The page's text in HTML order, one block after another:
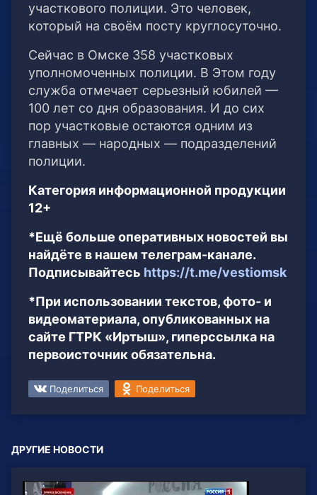
участкового полиции. Это человек,
который на своём посту круглосуточно.
Сейчас в Омске 358 участковых
уполномоченных полиции. В Этом году
служба отмечает серьезный юбилей —
100 лет со дня образования. И до сих
пор участковые остаются одним из
главных — народных — подразделений
полиции.
Категория информационной продукции
12+
*Ещё больше оперативных новостей вы
найдёте в нашем телеграм-канале.
Подписывайтесь https://t.me/vestiomsk
*При использовании текстов, фото- и
видеоматериала, опубликованных на
сайте ГТРК «Иртыш», гиперссылка на
первоисточник обязательна.
Поделиться Поделиться
ДРУГИЕ НОВОСТИ